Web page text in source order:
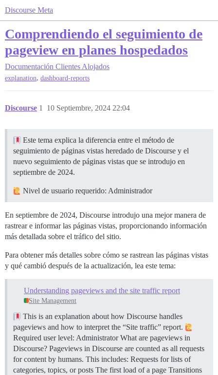
Discourse Meta
Comprendiendo el seguimiento de
pageview en planes hospedados
Documentación Clientes Alojados
explanation, dashboard-reports
Discourse 10 Septiembre, 2024 22:04
1
Este tema explica la diferencia entre el método de
seguimiento de páginas vistas heredado de Discourse y el
nuevo seguimiento de páginas vistas que se introdujo en
septiembre de 2024.
Nivel de usuario requerido: Administrador
En septiembre de 2024, Discourse introdujo una mejor manera de
rastrear e informar las páginas vistas, proporcionando información
más detallada sobre el tráfico del sitio.
Para obtener más detalles sobre cómo se rastrean las páginas vistas
y qué cambió después de la actualización, lea este tema:
Understanding pageviews and the site traffic report
Site Management
This is an explanation about how Discourse handles
pageviews and how to interpret the “Site traffic” report.
Required user level: AdministratorWhat are pageviews in
Discourse? Pageviews in Discourse are counted as all requests
for content by humans. This includes: Requests for lists of
categories, topics, or posts The first load of a page Transitions